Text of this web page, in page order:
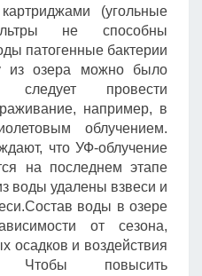
(угольные
не способны
патогенные бактерии
из озера можно было
следует провести
например, в
облучением.
что УФ-облучение
на последнем этапе
воды удалены взвеси и
воды в озере
от сезона,
осадков и воздействия
Чтобы повысить